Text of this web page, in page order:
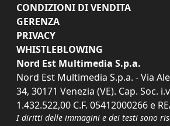
CONDIZIONI DI VENDITA
GERENZA
PRIVACY
WHISTLEBLOWING
Nord Est Multimedia S.p.a.
Nord Est Multimedia S.p.a. - Via
34, 30171 Venezia (VE). Cap. Soc.
1.432.522,00 C.F. 05412000266 e
I diritti delle immagini e dei testi sono